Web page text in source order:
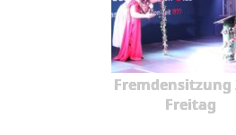
Fremdensitzung
Freitag